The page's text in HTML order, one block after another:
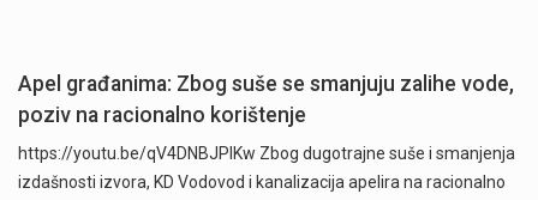
Apel građanima: Zbog suše se smanjuju zalihe vode,
poziv na racionalno korištenje
https://youtu.be/qV4DNBJPlKw Zbog dugotrajne suše i smanjenja
izdašnosti izvora, KD Vodovod i kanalizacija apelira na racionalno